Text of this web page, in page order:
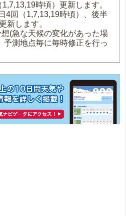
時頃）更新します。
4回（1,7,13,19時頃）、後半
新します。
(急な天候の変化があった場
予測地点毎に毎時修正を行っ